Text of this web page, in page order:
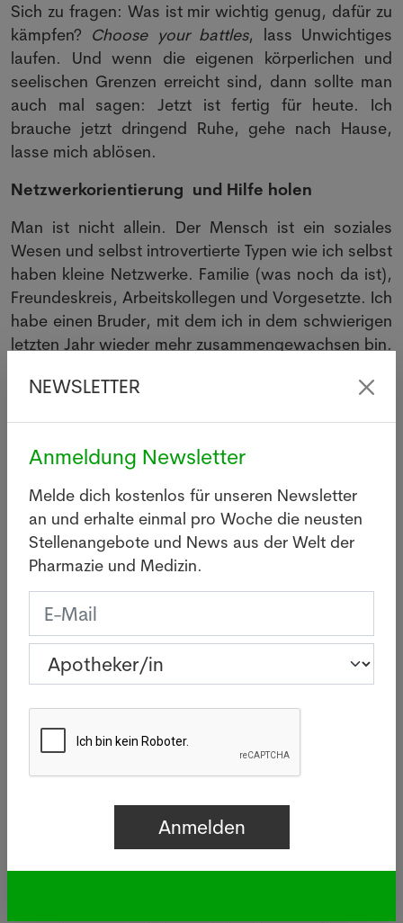
Sich zu fragen: Was ist mir wichtig genug, dafür zu
kämpfen? Choose your battles, lass Unwichtiges
laufen. Und wenn die eigenen körperlichen und
seelischen Grenzen erreicht sind, dann sollte man
auch mal sagen: Jetzt ist fertig für heute. Ich
brauche jetzt dringend Ruhe, gehe nach Hause,
lasse mich ablösen.
Netzwerkorientierung und Hilfe holen
Man ist nicht allein. Der Mensch ist ein soziales
Wesen und selbst introvertierte Typen wie ich selbst
haben kleine Netzwerke. Familie (was noch da ist),
Freundeskreis, Arbeitskollegen und Vorgesetzte. Ich
habe einen Bruder, mit dem ich in dem schwierigen
letzten Jahr wieder mehr zusammengewachsen bin.
Bewältigen des Todes unserer Eltern und der
fangen mich zu Hause auf. In der Apotheke habe
ich das Team, das sich in der schweren Zeit zu
Höchstleistung aufschwang und mit gegenseitiger
Hilfe und Einsätzen half. Ihnen konnte ich einen Teil
der Aufgaben weitergeben und sicher sein, dass
die Apotheke weiterläuft. Und ich habe Hilfe geholt
übernommen haben wie der Suche nach einer
neuen Co-Betriebsleitung, Behördenkommunikation
und Einsätzen von auswärtigen Mitarbeitern in
Wenn Du Hilfe brauchst, musst du nur fragen
nicht nur Floskeln sind. Falsche Scham hilft nicht.
Orientierung auf die Zukunft
Jetzt ist die Situation vielleicht miserabel, aber es
NEWSLETTER
Anmeldung Newsletter
Melde dich kostenlos für unseren Newsletter
an und erhalte einmal pro Woche die neusten
Stellenangebote und News aus der Welt der
Pharmazie und Medizin.